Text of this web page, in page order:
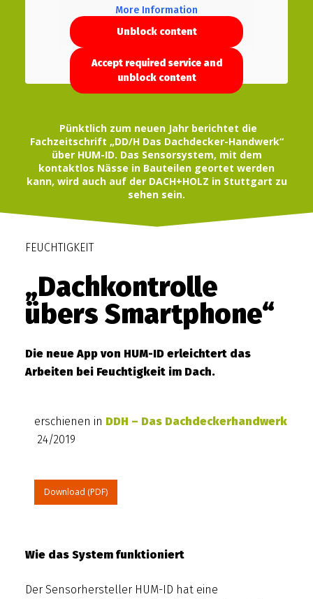
More Information
Unblock content
Accept required service and
unblock content
Pünktlich zum neuen Jahr berichtet die
Fachzeitschrift „DD/H Das Dachdecker-Handwerk“
über HUM-ID. Das Sensorsystem, mit dem
kontaktlos Nässe in Bauteilen geortet werden
kann, wird auch auf der DACH+HOLZ in Stuttgart zu
sehen sein.
FEUCHTIGKEIT
„Dachkontrolle
übers Smartphone“
Die neue App von HUM-ID erleichtert das
Arbeiten bei Feuchtigkeit im Dach.
erschienen in DDH – Das Dachdeckerhandwerk
24/2019
Download (PDF)
Wie das System funktioniert
Der Sensorhersteller HUM-ID hat eine